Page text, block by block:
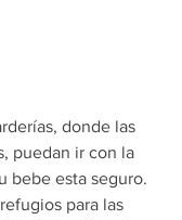
donde las
puedan ir con la
bebe esta seguro.
para las